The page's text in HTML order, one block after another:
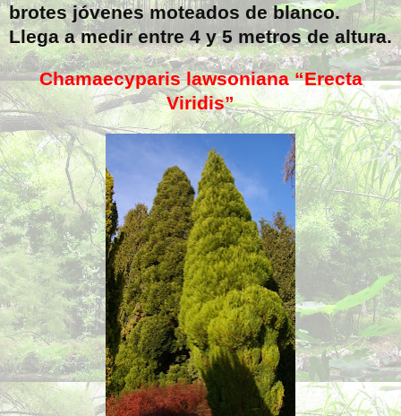
brotes jóvenes moteados de blanco.
Llega a medir entre 4 y 5 metros de altura.
Chamaecyparis lawsoniana “Erecta
Viridis”